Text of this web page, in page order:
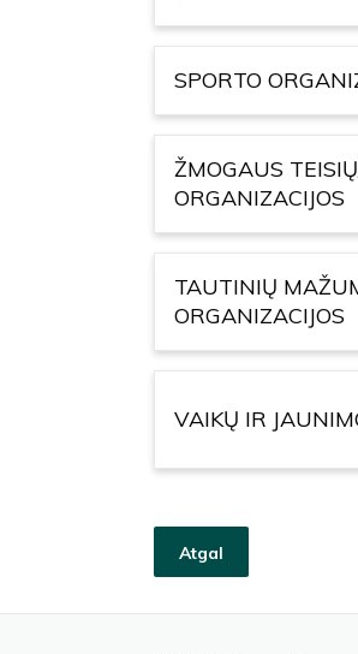
SPORTO
ŽMOGAUS
ORGANIZACIJOS
TAUTINIŲ
ORGANIZACIJOS
VAIKŲ IR
Atgal